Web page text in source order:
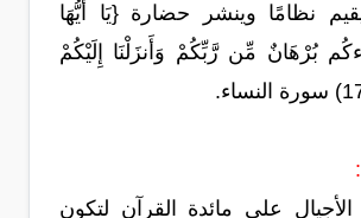
نظامًا وينشر حضارة {يَا أَيُّهَا
بُرْهَانٌ مِّن رَّبِّكُمْ وَأَنزَلْنَا إِلَيْكُمْ
الأجيال على مائدة القرآن لتكون